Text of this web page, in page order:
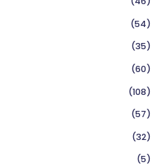
(54)
(35)
(60)
(108)
(57)
(32)
(5)